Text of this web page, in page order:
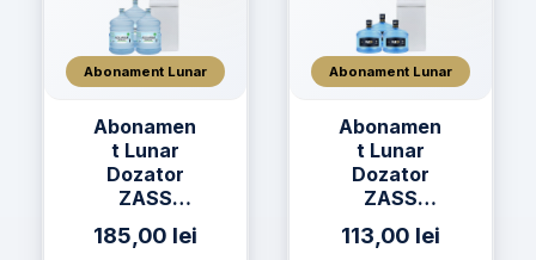
Abonament Lunar
Abonamen
t Lunar
Dozator
ZASS
17CNS + 3
x Apa
185,00 lei
Abonament Lunar
Abonamen
t Lunar
Dozator
ZASS
17CNS + 3
x Apă h2on
113,00 lei